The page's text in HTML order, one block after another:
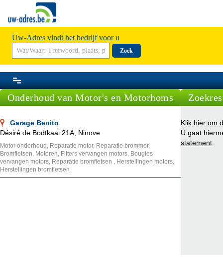
Uw-Adres vindt het bedrijf voor u
Zoek
Onderhoud van Motor's en Motorhoms
Garage Benito
Désiré de Bodtkaai 21A, Ninove
Motor onderhoud, Reparatie motor, Reparatie brommer,
Bromfietsen, Motoren, Filters vervangen motors, Bougies
vervangen motors, Reparatie bromfietsen , Herstellingen motors,
Herstellingen bromfietsen
Klik hier om
U gaat
statement